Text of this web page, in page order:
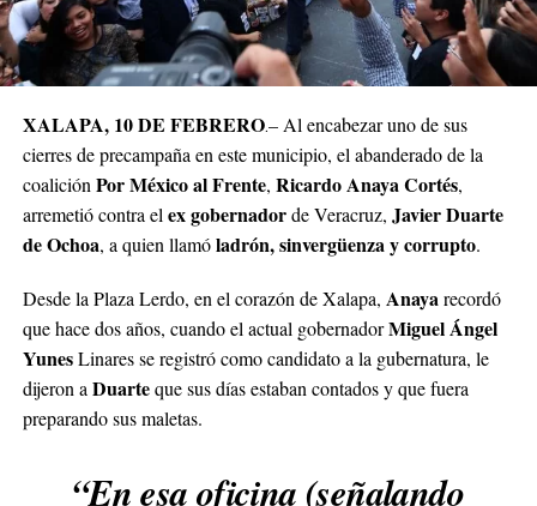
XALAPA, 10 DE FEBRERO.– Al encabezar uno de sus
cierres de precampaña en este municipio, el abanderado de la
coaliciónPor México al Frente, Ricardo Anaya Cortés,
arremetió contra elex gobernadorde Veracruz, Javier Duarte
de Ochoa, a quien llamóladrón, sinvergüenza y corrupto.
Desde la Plaza Lerdo, en el corazón de Xalapa, Anayarecordó
que hace dos años, cuando el actual gobernadorMiguel Ángel
YunesLinares se registró como candidato a la gubernatura, le
dijeron aDuarteque sus días estaban contados y que fuera
preparando sus maletas.
“En esa oficina (señalando